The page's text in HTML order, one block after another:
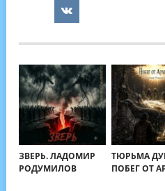
ЗВЕРЬ. ЛАДОМИР
РОДУМИЛОВ
ТЮРЬМА
ПОБЕГ ОТ